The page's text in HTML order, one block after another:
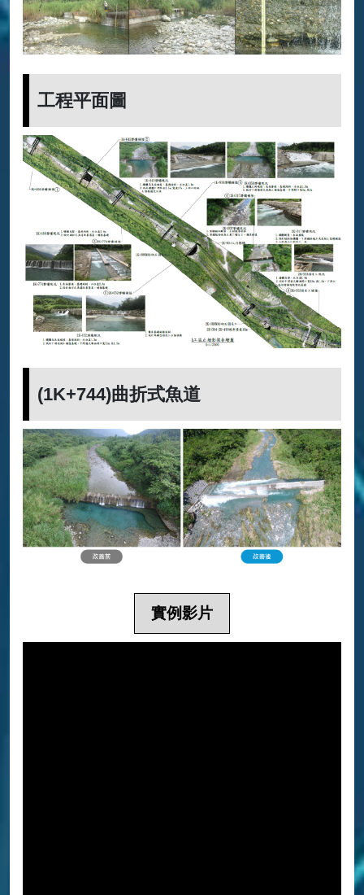
工程平面圖
(1K+744)曲折式魚道
實例影片